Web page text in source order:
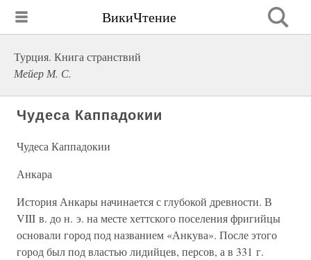
ВикиЧтение
Турция. Книга странствий
Мейер М. С.
Чудеса Каппадокии
Чудеса Каппадокии
Анкара
История Анкары начинается с глубокой древности. В
VIII в. до н. э. на месте хеттского поселения фригийцы
основали город под названием «Анкува». После этого
город был под властью лидийцев, персов, а в 331 г.